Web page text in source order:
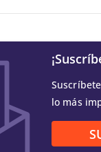
lo más